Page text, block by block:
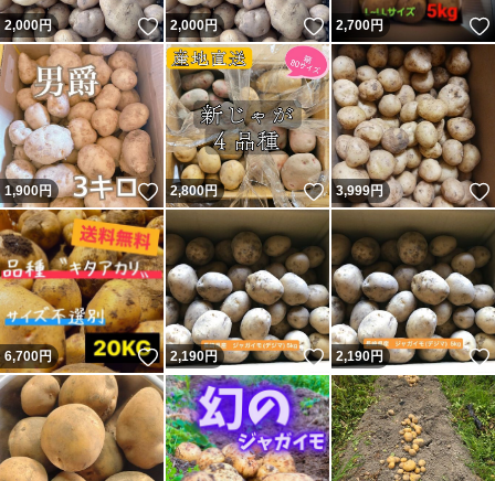
2,000円 いいね！
2,000円 いいね！
2,700円
1,900円 いいね！
2,800円 いいね！
3,999円
6,700円 いいね！
2,190円 いいね！
2,190円